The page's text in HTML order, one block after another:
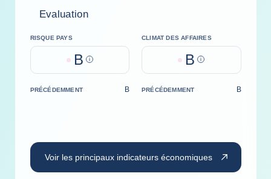
Evaluation
RISQUE PAYS
B Help
CLIMAT DES AFFAIRES
B Help
PRÉCÉDEMMENT B PRÉCÉDEMMENT B
Voir les principaux indicateurs économiques